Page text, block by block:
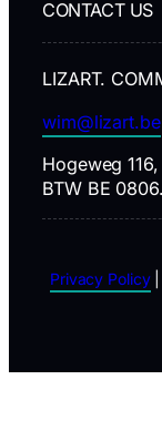
CONTACT US
LIZART.
wim@lizart.be
Hogeweg
BTW BE
Privacy Policy|